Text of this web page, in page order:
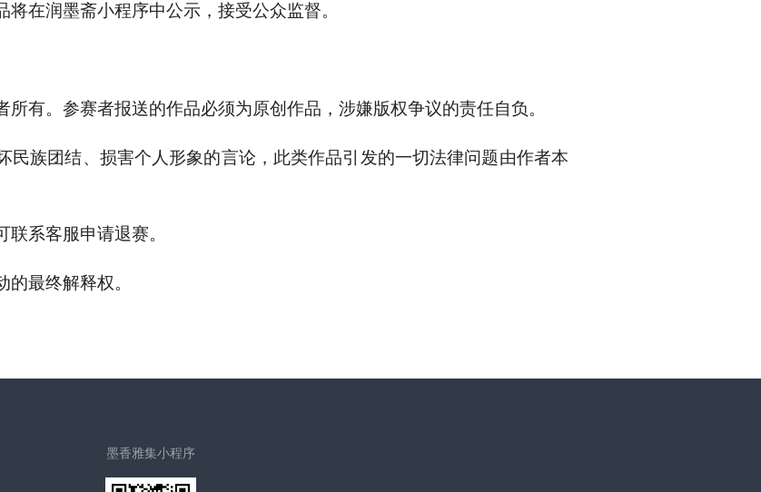
在润墨斋小程序中公示，接受公众监督。
有。参赛者报送的作品必须为原创作品，涉嫌版权争议的责任自负。
民族团结、损害个人形象的言论，此类作品引发的一切法律问题由作者本
系客服申请退赛。
最终解释权。
墨香雅集小程序